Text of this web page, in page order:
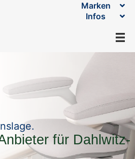
Marken
Infos
für Dahlwitz-